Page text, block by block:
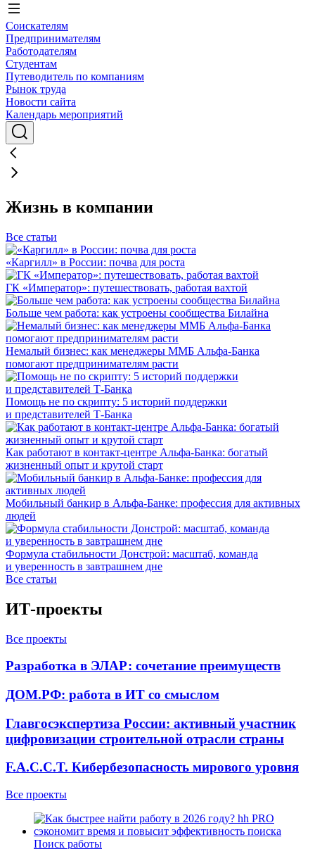
Соискателям
Предпринимателям
Работодателям
Студентам
Путеводитель по компаниям
Рынок труда
Новости сайта
Календарь мероприятий
Жизнь в компании
Все статьи
«Каргилл» в России: почва для роста
ГК «Император»: путешествовать, работая вахтой
Больше чем работа: как устроены сообщества Билайна
Немалый бизнес: как менеджеры ММБ Альфа-Банка
помогают предпринимателям расти
Помощь не по скрипту: 5 историй поддержки
и представителей Т-Банка
Как работают в контакт-центре Альфа-Банка: богатый
жизненный опыт и крутой старт
Мобильный банкир в Альфа-Банке: профессия для активных
людей
Формула стабильности Донстрой: масштаб, команда
и уверенность в завтрашнем дне
Все статьи
ИТ-проекты
Все проекты
Разработка в ЭЛАР: сочетание преимуществ
ДОМ.РФ: работа в ИТ со смыслом
Главгосэкспертиза России: активный участник
цифровизации строительной отрасли страны
F.A.C.C.T. Кибербезопасность мирового уровня
Все проекты
Поиск работы